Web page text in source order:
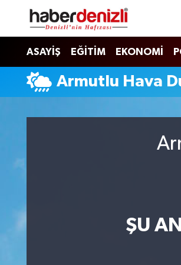
ASAYİŞ EĞİTİM EKONOMİ
Armutlu Hava
ŞU AN
Denizli Nöbetçi Eczaneler
Denizli Hava Durumu